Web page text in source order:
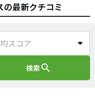
最新クチコミ
検索search